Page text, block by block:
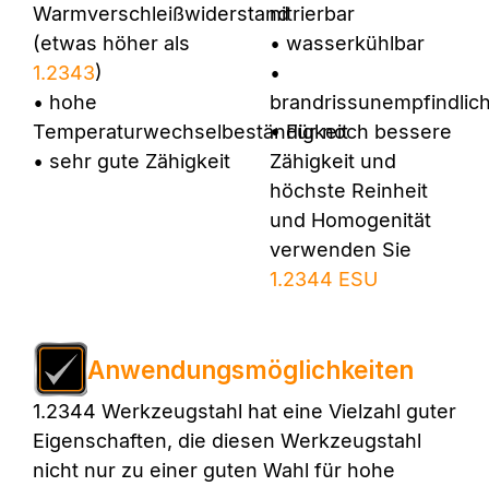
Warmverschleißwiderstand
(etwas höher als
1.2343)
• hohe
Temperaturwechselbeständigkeit
• sehr gute Zähigkeit
nitrierbar
• wasserkühlbar
•
• Für noch bessere
Zähigkeit und
höchste Reinheit
und Homogenität
verwenden Sie
1.2344 ESU
Anwendungsmöglichkeiten
1.2344 Werkzeugstahl hat eine Vielzahl guter
Eigenschaften, die diesen Werkzeugstahl
nicht nur zu einer guten Wahl für hohe